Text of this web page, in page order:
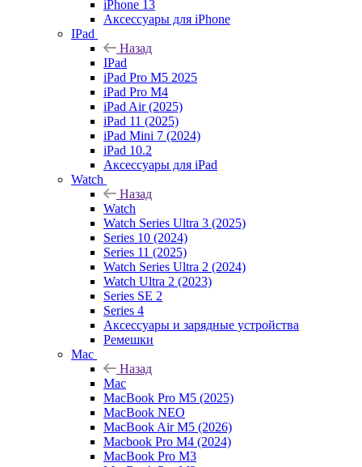
iPhone 13
Аксессуары для iPhone
IPad
Назад
IPad
iPad Pro M5 2025
iPad Pro M4
iPad Air (2025)
iPad 11 (2025)
iPad Mini 7 (2024)
iPad 10.2
Аксессуары для iPad
Watch
Назад
Watch
Watch Series Ultra 3 (2025)
Series 10 (2024)
Series 11 (2025)
Watch Series Ultra 2 (2024)
Watch Ultra 2 (2023)
Series SE 2
Series 4
Аксессуары и зарядные устройства
Ремешки
Mac
Назад
Mac
MacBook Pro M5 (2025)
MacBook NEO
MacBook Air M5 (2026)
Macbook Pro M4 (2024)
MacBook Pro M3